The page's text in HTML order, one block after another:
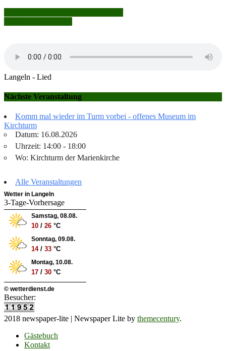
Beitragsnavigation
Langeln - Lied
Nächste Veranstaltung
Komm mal wieder im Turm vorbei - offenes Museum im
Kirchturm
Datum: 16.08.2026
Uhrzeit: 14:00 - 18:00
Wo: Kirchturm der Marienkirche
Alle Veranstaltungen
Wetter in Langeln
3-Tage-Vorhersage
Samstag, 08.08.
10 / 26 °C
Sonntag, 09.08.
14/ 33 °C
Montag, 10.08.
17 / 30 °C
© wetterdienst.de
Besucher:
2018 newspaper-lite | Newspaper Lite by themecentury.
Gästebuch
Kontakt